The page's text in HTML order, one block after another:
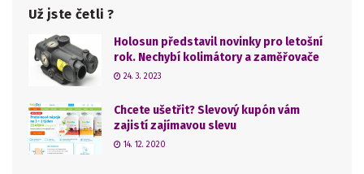
Už jste četli ?
Holosun představil novinky pro letošní
rok. Nechybí kolimátory a zaměřovače
24. 3. 2023
Chcete ušetřit? Slevový kupón vám
zajistí zajímavou slevu
14. 12. 2020